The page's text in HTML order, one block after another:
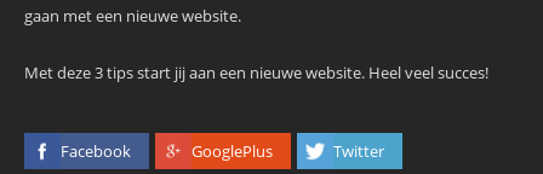
gaan met een nieuwe website.
Met deze 3 tips start jij aan een nieuwe website. Heel veel succes!
Facebook GooglePlus
Twitter